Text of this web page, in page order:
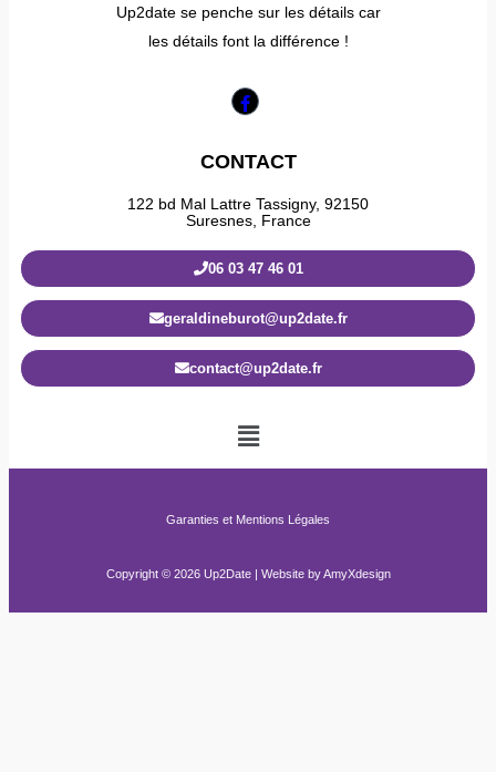
Up2date se penche sur les détails car
les détails font la différence !
CONTACT
122 bd Mal Lattre Tassigny, 92150
Suresnes, France
06 03 47 46 01
geraldineburot@up2date.fr
contact@up2date.fr
Garanties et Mentions Légales
Copyright © 2026 Up2Date | Website byAmyXdesign